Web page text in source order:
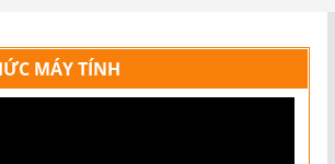
MÁY TÍNH